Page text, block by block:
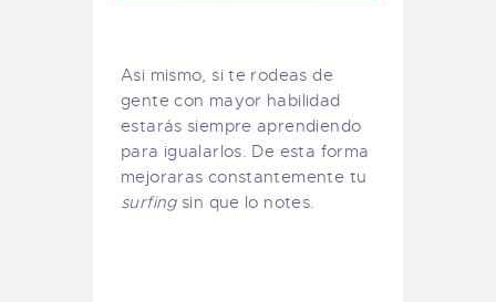
Asi mismo, si te rodeas de
gente con mayor habilidad
estarás siempre aprendiendo
para igualarlos. De esta forma
mejoraras constantemente tu
surfingsin que lo notes.